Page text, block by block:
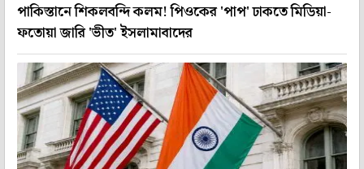
পাকিস্তানে শিকলবন্দি কলম! পিওকের 'পাপ' ঢাকতে মিডিয়া-
ফতোয়া জারি 'ভীত' ইসলামাবাদের